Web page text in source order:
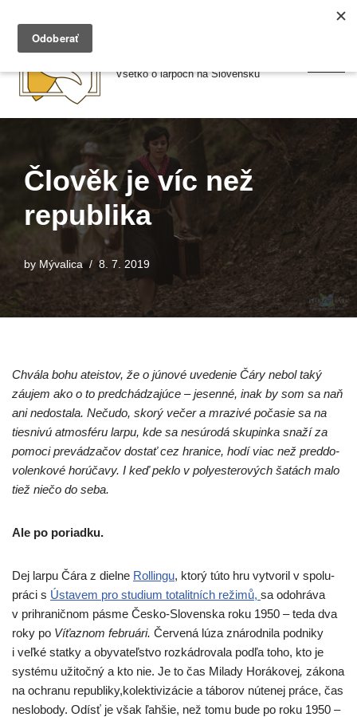
Preskočiť
Všetko o larpoch na Slovensku
Člověk je víc než
republika
by Mývalica 8. 7. 2019
Chvála bohu ate­is­tov, že o júno­vé uve­de­nie Čáry nebol taký
záu­jem ako o to pred­chá­dza­jú­ce – jesen­né, inak by som sa naň
ani nedos­ta­la. Nečudo, sko­rý večer a mra­zi­vé poča­sie sa na
ties­ni­vú atmo­sfé­ru lar­pu, kde sa nesú­ro­dá sku­pin­ka sna­ží za
pomo­ci pre­vá­dza­čov dostať cez hra­ni­ce, hodí viac než pred­do­
vo­len­ko­vé horú­ča­vy. I keď pek­lo v poly­es­te­ro­vých šatách malo
tiež nie­čo do seba.
Ale po poriadku.
Dej lar­pu Čára z diel­ne Rollingu, kto­rý túto hru vytvo­ril v spo­lu­
prá­ci s Ústavem pro stu­dium tota­lit­ních reži­mů, sa odo­hrá­va
v pri­hra­nič­nom pás­me Česko-Slovenska roku 1950 – teda dva
roky po Víťaznom feb­ru­ári. Červená lúza zná­rod­ni­la pod­ni­ky
i veľ­ké stat­ky a oby­va­teľ­stvo roz­kád­ro­va­la pod­ľa toho, kto je
sys­té­mu uži­toč­ný a kto nie. Je to čas Milady Horákovej, záko­na
na ochra­nu republiky,kolektivizácie a tábo­rov núte­nej prá­ce, čas
neslo­bo­dy. Odísť je však ľah­šie, než tomu bude po roku 1950 –